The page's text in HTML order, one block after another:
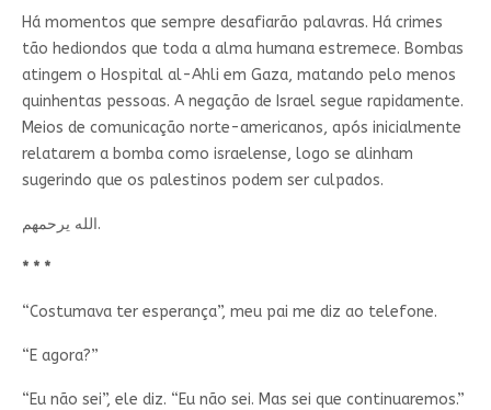
Há momentos que sempre desafiarão palavras. Há crimes
tão hediondos que toda a alma humana estremece. Bombas
atingem o Hospital al-Ahli em Gaza, matando pelo menos
quinhentas pessoas. A negação de Israel segue rapidamente.
Meios de comunicação norte-americanos, após inicialmente
relatarem a bomba como israelense, logo se alinham
sugerindo que os palestinos podem ser culpados.
الله يرحمهم.
* * *
“Costumava ter esperança”, meu pai me diz ao telefone.
“E agora?”
“Eu não sei”, ele diz. “Eu não sei. Mas sei que continuaremos.”